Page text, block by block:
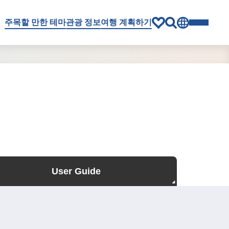
주목할 만한 테마관광 정보여행 계획하기
User Guide